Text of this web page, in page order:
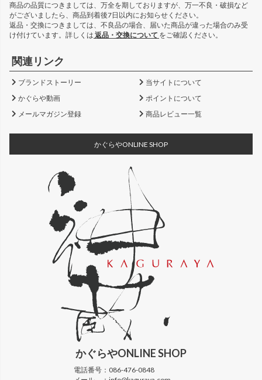
商品の品質につきましては、万全を期しておりますが、万一不良・破損など
がございましたら、商品到着後7日以内にお知らせください。
返品・交換につきましては、不良品の場合、届いた商品が違った場合のみ受
け付けています。詳しくは 返品・交換について をご確認ください。
関連リンク
ブランドストーリー
当サイトについて
かぐらや動画
ポイントについて
メールマガジン登録
商品レビュー一覧
かぐらやONLINE SHOP
かぐらやONLINE SHOP
電話番号： 086-476-0848